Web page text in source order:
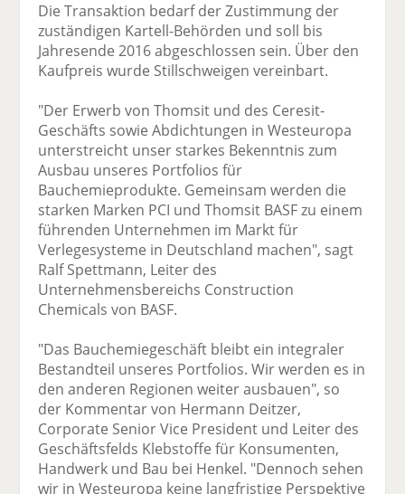
Die Transaktion bedarf der Zustimmung der
zuständigen Kartell-Behörden und soll bis
Jahresende 2016 abgeschlossen sein. Über den
Kaufpreis wurde Stillschweigen vereinbart.
"Der Erwerb von Thomsit und des Ceresit-
Geschäfts sowie Abdichtungen in Westeuropa
unterstreicht unser starkes Bekenntnis zum
Ausbau unseres Portfolios für
Bauchemieprodukte. Gemeinsam werden die
starken Marken PCI und Thomsit BASF zu einem
führenden Unternehmen im Markt für
Verlegesysteme in Deutschland machen", sagt
Ralf Spettmann, Leiter des
Unternehmensbereichs Construction
Chemicals von BASF.
"Das Bauchemiegeschäft bleibt ein integraler
Bestandteil unseres Portfolios. Wir werden es in
den anderen Regionen weiter ausbauen", so
der Kommentar von Hermann Deitzer,
Corporate Senior Vice President und Leiter des
Geschäftsfelds Klebstoffe für Konsumenten,
Handwerk und Bau bei Henkel. "Dennoch sehen
wir in Westeuropa keine langfristige Perspektive